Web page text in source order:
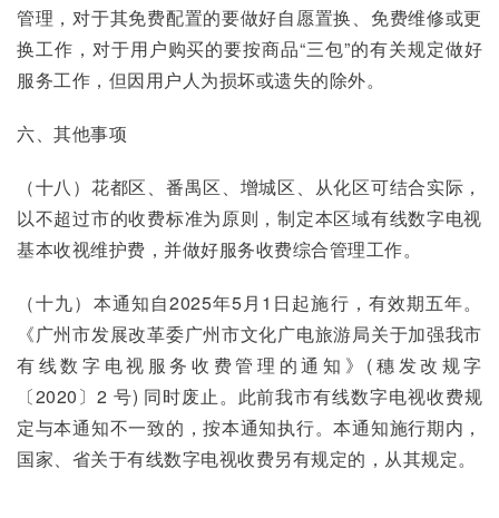
管理，对于其免费配置的要做好自愿置换、免费维修或更
换工作，对于用户购买的要按商品“三包”的有关规定做好
服务工作，但因用户人为损坏或遗失的除外。
六、其他事项
（十八）花都区、番禺区、增城区、从化区可结合实际，
以不超过市的收费标准为原则，制定本区域有线数字电视
基本收视维护费，并做好服务收费综合管理工作。
（十九）本通知自2025年5月1日起施行，有效期五年。
《广州市发展改革委广州市文化广电旅游局关于加强我市
有线数字电视服务收费管理的通知》(穗发改规字
〔2020〕2 号) 同时废止。此前我市有线数字电视收费规
定与本通知不一致的，按本通知执行。本通知施行期内，
国家、省关于有线数字电视收费另有规定的，从其规定。